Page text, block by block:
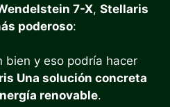
7-X, Stellaris
poderoso:
bien y eso podría hacer
Una solución concreta
renovable.